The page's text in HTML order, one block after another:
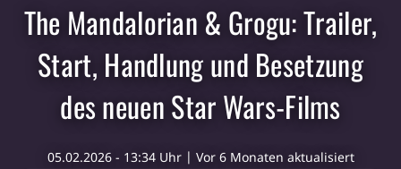
The Mandalorian & Grogu: Trailer,
Start, Handlung und Besetzung
des neuen Star Wars-Films
05.02.2026 - 13:34 Uhr Vor 6 Monaten aktualisiert